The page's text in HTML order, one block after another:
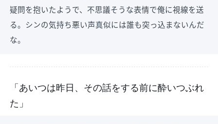
疑問を抱いたようで、不思議そうな表情で俺に視線を送
る。シンの気持ち悪い声真似には誰も突っ込まないんだ
な。
「あいつは昨日、その話をする前に酔いつぶれ
た」